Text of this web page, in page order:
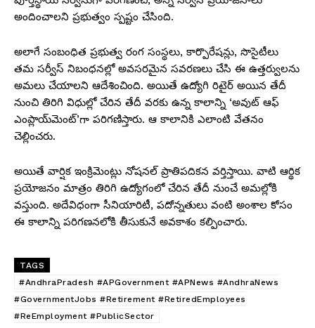
అందించాలని ప్రభుత్వం స్పష్టం చేసింది.
అలాగే సంబంధిత ప్రభుత్వ రంగ సంస్థలు, కార్పొరేషన్లు, సొసైటీలు
తమ సర్వీస్ నిబంధనల్లో అవసరమైన సవరణలు చేసి ఈ ఉత్తర్వులను
అమలు చేయాలని ఆదేశించింది. అయితే ఉద్యోగి రిటైర్ అయిన తేదీ
నుంచి తిరిగి విధుల్లో చేరిన తేదీ వరకు ఉన్న కాలాన్ని ‘అవుట్ ఆఫ్
ఎంప్లాయ్‌మెంట్’గా పరిగణిస్తారు. ఆ కాలానికి ఎలాంటి వేతనం
చెల్లించరు.
అయితే వార్షిక ఇంక్రిమెంట్లు నోషనల్ ప్రాతిపదికన వర్తిస్తాయి. వాటి ఆర్థిక
ప్రయోజనం మాత్రం తిరిగి ఉద్యోగంలో చేరిన తేదీ నుంచే అమల్లోకి
వస్తుంది. అదేవిధంగా సీనియారిటీ, పదోన్నతులు వంటి అంశాల కోసం
ఈ కాలాన్ని పరిగణనలోకి తీసుకునే అవకాశం కల్పించారు.
TAGS
#AndhraPradesh #APGovernment #APNews #AndhraNews
#GovernmentJobs #Retirement #RetiredEmployees
#ReEmployment #PublicSector